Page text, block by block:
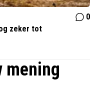
0
zeker tot
mening